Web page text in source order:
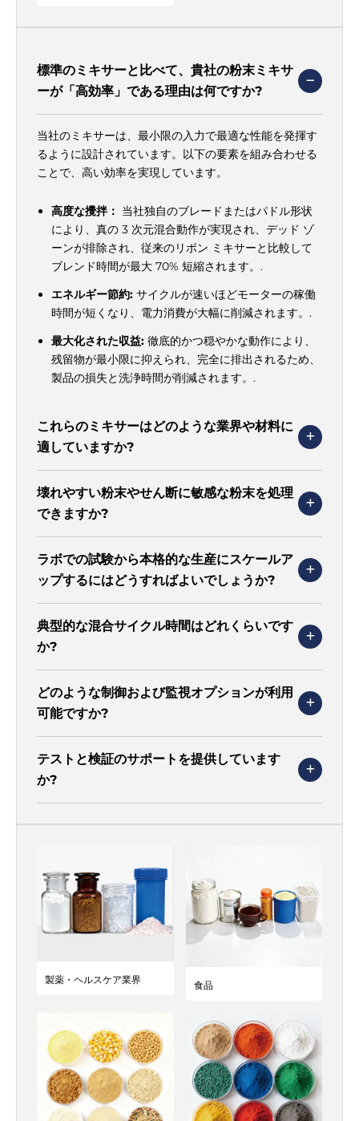
標準のミキサーと比べて、貴社の粉末ミキサ
ーが「高効率」である理由は何ですか?
当社のミキサーは、最小限の入力で最適な性能を発揮す
るように設計されています。以下の要素を組み合わせる
ことで、高い効率を実現しています。
高度な攪拌： 当社独自のブレードまたはパドル形状
により、真の 3 次元混合動作が実現され、デッド ゾ
ーンが排除され、従来のリボン ミキサーと比較して
ブレンド時間が最大 70% 短縮されます。.
エネルギー節約: サイクルが速いほどモーターの稼働
時間が短くなり、電力消費が大幅に削減されます。.
最大化された収益: 徹底的かつ穏やかな動作により、
残留物が最小限に抑えられ、完全に排出されるため、
製品の損失と洗浄時間が削減されます。.
これらのミキサーはどのような業界や材料に
適していますか?
壊れやすい粉末やせん断に敏感な粉末を処理
できますか?
ラボでの試験から本格的な生産にスケールア
ップするにはどうすればよいでしょうか?
典型的な混合サイクル時間はどれくらいです
か?
どのような制御および監視オプションが利用
可能ですか?
テストと検証のサポートを提供しています
か?
製薬・ヘルスケア業界 食品